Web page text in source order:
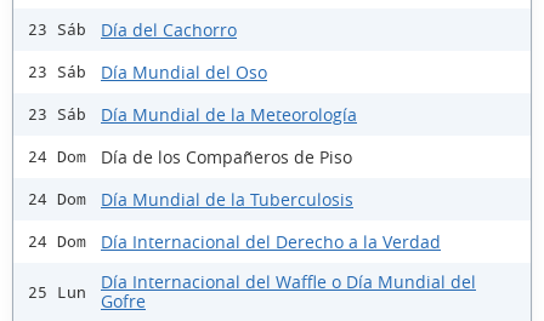
23 Sáb Día del Cachorro
23 Sáb Día Mundial del Oso
23 Sáb Día Mundial de la Meteorología
24 Dom Día de los Compañeros de Piso
24 Dom Día Mundial de la Tuberculosis
24 Dom Día Internacional del Derecho a la Verdad
25 Lun
Día Internacional del Waffle o Día Mundial del
Gofre